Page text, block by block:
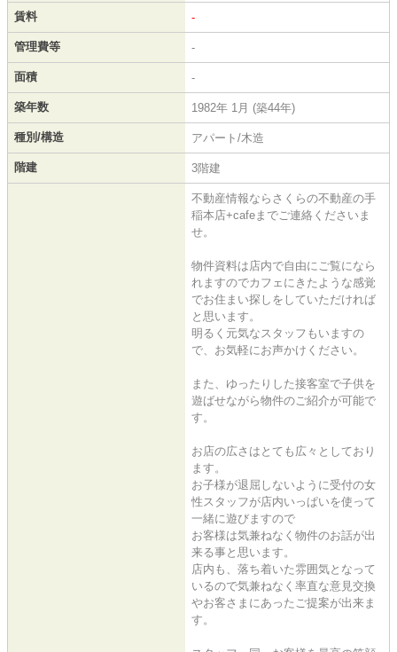
賃料 -
管理費等 -
面積 -
築年数 1982年 1月 (築44年)
種別/構造 アパート/木造
階建 3階建
不動産情報ならさくらの不動産の手
稲本店+cafeまでご連絡くださいま
せ。
物件資料は店内で自由にご覧になら
れますのでカフェにきたような感覚
でお住まい探しをしていただければ
と思います。
明るく元気なスタッフもいますの
で、お気軽にお声かけください。
また、ゆったりした接客室で子供を
遊ばせながら物件のご紹介が可能で
す。
お店の広さはとても広々としており
ます。
お子様が退屈しないように受付の女
性スタッフが店内いっぱいを使って
一緒に遊びますので
お客様は気兼ねなく物件のお話が出
来る事と思います。
店内も、落ち着いた雰囲気となって
いるので気兼ねなく率直な意見交換
やお客さまにあったご提案が出来ま
す。